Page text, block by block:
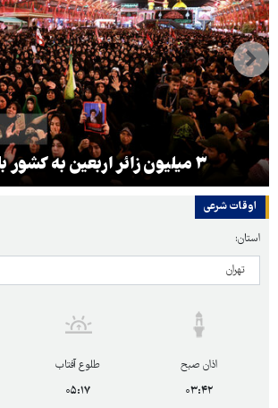
۳ میلیون زائر اربعین به کشور بازگشتند
اوقات شرعی
استان:
اذان صبح
۰۳:۴۲
طلوع آفتاب
۰۵:۱۷